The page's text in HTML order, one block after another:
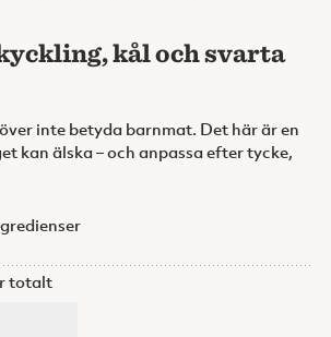
kål och svarta
inte betyda barnmat. Det här är en
kan älska – och anpassa efter tycke,
totalt